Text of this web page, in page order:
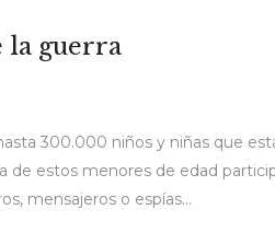
la guerra
300.000 niños y niñas que
de estos menores de edad
mensajeros o espías...